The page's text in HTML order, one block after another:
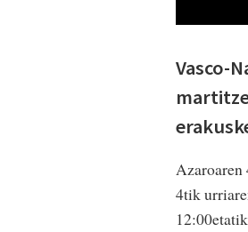
Vasco-
Azaroaren
4tik